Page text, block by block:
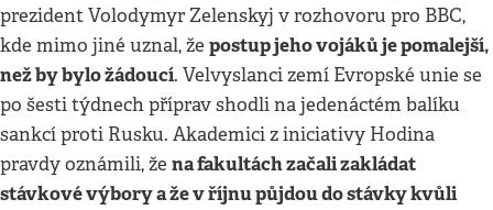
prezident Volodymyr Zelenskyj v rozhovoru pro BBC,
kde mimo jiné uznal, že postup jeho vojáků je pomalejší,
než by bylo žádoucí. Velvyslanci zemí Evropské unie se
po šesti týdnech příprav shodli na jedenáctém balíku
sankcí proti Rusku. Akademici z iniciativy Hodina
pravdy oznámili, že na fakultách začali zakládat
stávkové výbory a že v říjnu půjdou do stávky kvůli